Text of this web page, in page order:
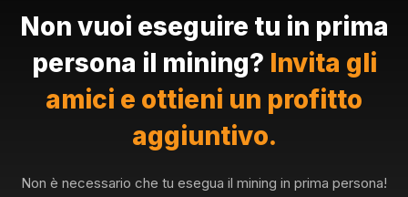
Non vuoi eseguire tu in prima
persona il mining? Invita gli
amici e ottieni un profitto
aggiuntivo.
Non è necessario che tu esegua il mining in prima persona!